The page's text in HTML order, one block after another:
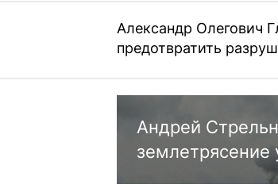
Александр Олегович
предотвратить
Андрей